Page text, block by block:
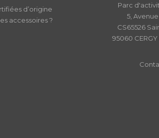
d’origine
accessoires ?
Parc
5,
CS65526
95060 CERGY